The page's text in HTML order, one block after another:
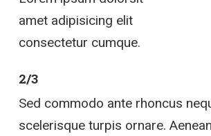
amet adipisicing elit
consectetur cumque.
2/3
Sed commodo ante rhoncus
scelerisque turpis ornare.